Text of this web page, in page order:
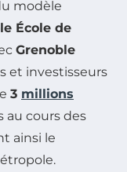
modèle
École de
Grenoble
et investisseurs
3 millions
au cours des
ainsi le